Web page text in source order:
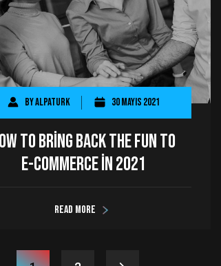
ByAlpaTurk 30 Mayıs 2021
to Bring Back the Fun to
E-commerce in 2021
Read more